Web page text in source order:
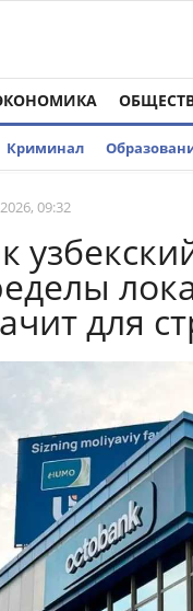
Криминал
09:32
для